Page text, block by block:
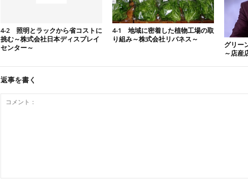
4-2 照明とラックから省コストに
挑む～株式会社日本ディスプレイ
センター～
4-1 地域に密着した植物工場の取
り組み～株式会社リバネス～
グリー
～店産
返事を書く